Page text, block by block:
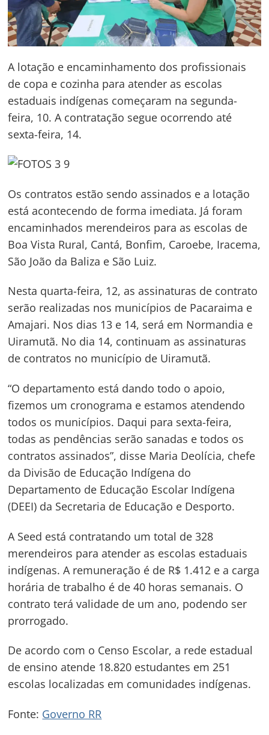
A lotação e encaminhamento dos profissionais
de copa e cozinha para atender as escolas
estaduais indígenas começaram na segunda-
feira, 10. A contratação segue ocorrendo até
sexta-feira, 14.
Os contratos estão sendo assinados e a lotação
está acontecendo de forma imediata. Já foram
encaminhados merendeiros para as escolas de
Boa Vista Rural, Cantá, Bonfim, Caroebe, Iracema,
São João da Baliza e São Luiz.
Nesta quarta-feira, 12, as assinaturas de contrato
serão realizadas nos municípios de Pacaraima e
Amajari. Nos dias 13 e 14, será em Normandia e
Uiramutã. No dia 14, continuam as assinaturas
de contratos no município de Uiramutã.
“O departamento está dando todo o apoio,
fizemos um cronograma e estamos atendendo
todos os municípios. Daqui para sexta-feira,
todas as pendências serão sanadas e todos os
contratos assinados”, disse Maria Deolícia, chefe
da Divisão de Educação Indígena do
Departamento de Educação Escolar Indígena
(DEEI) da Secretaria de Educação e Desporto.
A Seed está contratando um total de 328
merendeiros para atender as escolas estaduais
indígenas. A remuneração é de R$ 1.412 e a carga
horária de trabalho é de 40 horas semanais. O
contrato terá validade de um ano, podendo ser
prorrogado.
De acordo com o Censo Escolar, a rede estadual
de ensino atende 18.820 estudantes em 251
escolas localizadas em comunidades indígenas.
Fonte: Governo RR
Navegação
de
Post